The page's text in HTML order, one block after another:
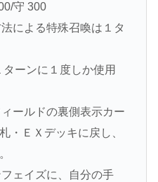
守 300
による特殊召喚は１タ
ーンに１度しか使用
ールドの裏側表示カー
・ＥＸデッキに戻し、
ェイズに、自分の手